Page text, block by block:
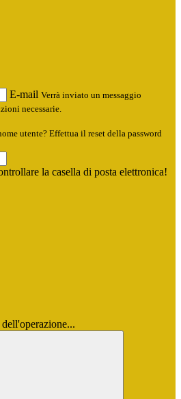
E-mail Verrà inviato un messaggio
necessarie.
utente? Effettua il reset della password
la casella di posta elettronica!